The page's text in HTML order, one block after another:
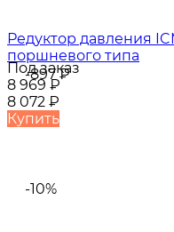
-897₽
Редуктор давления
поршневого типа
Под заказ
8 969 ₽
8 072 ₽
Купить
-10%